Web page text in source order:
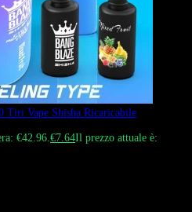
Tiri Vape Shisha Ricaricabile
€42.96.€7.64Il prezzo attuale è: